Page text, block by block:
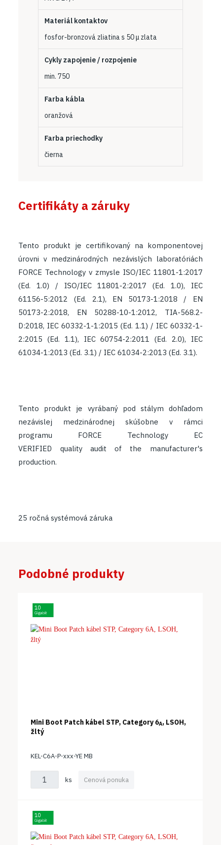
Materiál kontaktov
fosfor-bronzová zliatina s 50 μ zlata
Cykly zapojenie / rozpojenie
min. 750
Farba kábla
oranžová
Farba priechodky
čierna
Certifikáty a záruky
Tento produkt je certifikovaný na komponentovej
úrovni v medzinárodných nezávislých laboratóriách
FORCE Technology v zmysle ISO/IEC 11801-1:2017
(Ed. 1.0) / ISO/IEC 11801-2:2017 (Ed. 1.0), IEC
61156-5:2012 (Ed. 2.1), EN 50173-1:2018 / EN
50173-2:2018, EN 50288-10-1:2012, TIA-568.2-
D:2018, IEC 60332-1-1:2015 (Ed. 1.1) / IEC 60332-1-
2:2015 (Ed. 1.1), IEC 60754-2:2011 (Ed. 2.0), IEC
61034-1:2013 (Ed. 3.1) / IEC 61034-2:2013 (Ed. 3.1).
Tento produkt je vyrábaný pod stálym dohľadom
nezávislej medzinárodnej skúšobne v rámci
programu FORCE Technology EC
VERIFIED quality audit of the manufacturer's
production.​
25 ročná systémová záruka
Podobné produkty
Mini Boot Patch kábel STP, Category 6A, LSOH,
žltý
KEL-C6A-P-xxx-YE MB
ks Cenová ponuka